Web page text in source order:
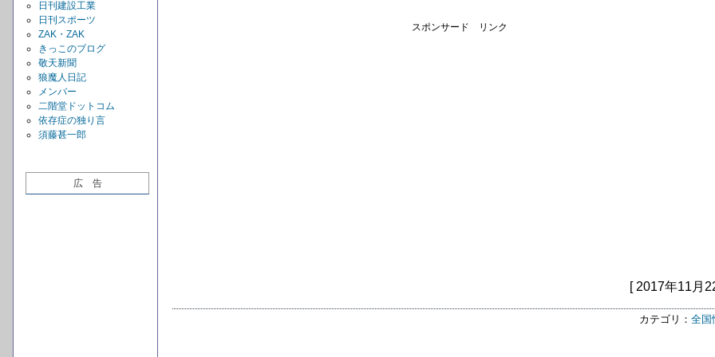
日刊建設工業
日刊スポーツ
ZAK・ZAK
きっこのブログ
敬天新聞
狼魔人日記
メンバー
二階堂ドットコム
依存症の独り言
須藤甚一郎
広 告
スポンサード リンク
[ 2017年11月
カテゴリ： 全国